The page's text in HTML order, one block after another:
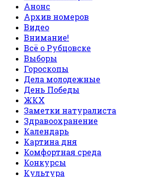
Анонс
Архив номеров
Видео
Внимание!
Всё о Рубцовске
Выборы
Гороскопы
Дела молодежные
День Победы
ЖКХ
Заметки натуралиста
Здравоохранение
Календарь
Картина дня
Комфортная среда
Конкурсы
Культура